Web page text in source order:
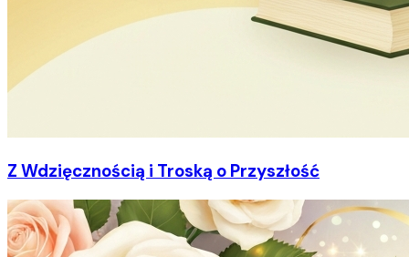
Z Wdzięcznością i Troską o Przyszłość